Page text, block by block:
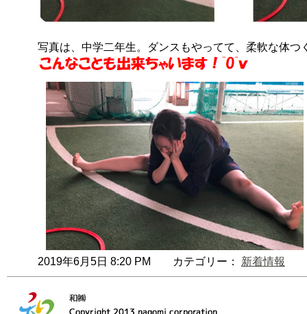
写真は、中学二年生。ダンスもやってて、柔軟な体
2019年6月5日 8:20 PM カテゴリー： 新着情報